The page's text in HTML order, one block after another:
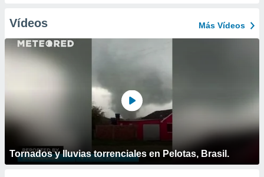
Vídeos Más Vídeos
Tornados y lluvias torrenciales en Pelotas, Brasil.